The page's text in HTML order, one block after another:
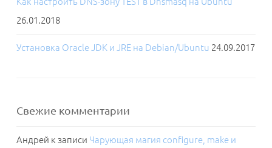
26.01.2018
Установка Oracle JDK и JRE на Debian/Ubuntu 24.09.2017
Свежие комментарии
Андрей к записи Чарующая магия configure, make и